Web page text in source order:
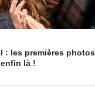
: les premières
là !